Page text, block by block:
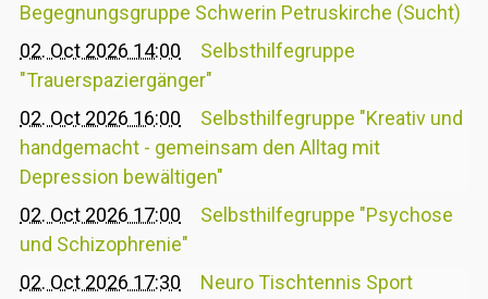
Begegnungsgruppe Schwerin Petruskirche (Sucht)
02. Oct 2026 14:00
Selbsthilfegruppe
"Trauerspaziergänger"
02. Oct 2026 16:00
Selbsthilfegruppe "Kreativ und
handgemacht - gemeinsam den Alltag mit
Depression bewältigen"
02. Oct 2026 17:00
Selbsthilfegruppe "Psychose
und Schizophrenie"
02. Oct 2026 17:30
Neuro Tischtennis Sport